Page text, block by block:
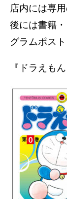
店内には専
後には書籍
グラムポス
『ドラえも